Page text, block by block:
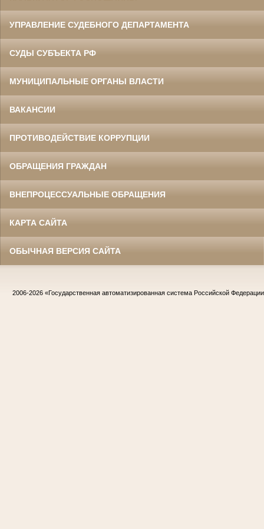
УПРАВЛЕНИЕ СУДЕБНОГО ДЕПАРТАМЕНТА
СУДЫ СУБЪЕКТА РФ
МУНИЦИПАЛЬНЫЕ ОРГАНЫ ВЛАСТИ
ВАКАНСИИ
ПРОТИВОДЕЙСТВИЕ КОРРУПЦИИ
ОБРАЩЕНИЯ ГРАЖДАН
ВНЕПРОЦЕССУАЛЬНЫЕ ОБРАЩЕНИЯ
КАРТА САЙТА
ОБЫЧНАЯ ВЕРСИЯ САЙТА
2006-2026 «Государственная автоматизированная система Российской